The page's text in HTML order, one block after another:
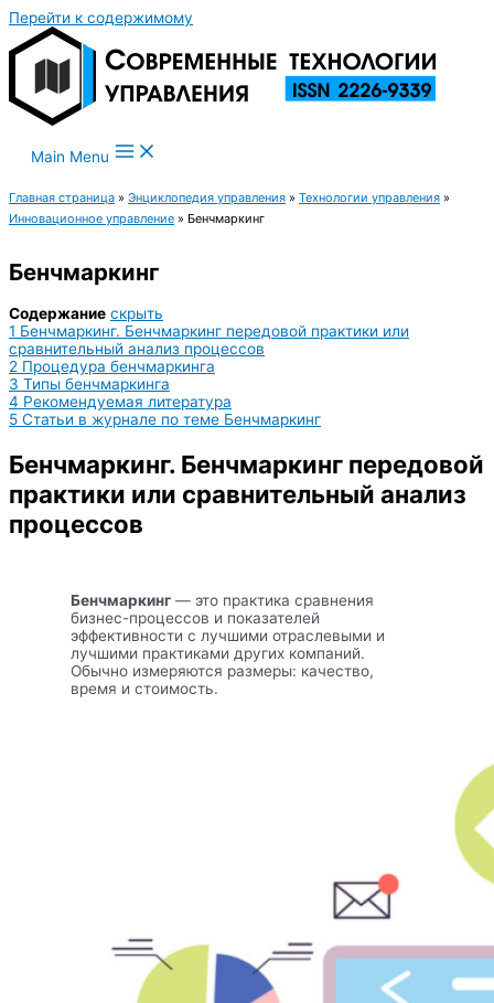
Перейти к содержимому
Main Menu
Главная страница » Энциклопедия управления » Технологии управления »
Инновационное управление » Бенчмаркинг
Бенчмаркинг
Содержание скрыть
1 Бенчмаркинг. Бенчмаркинг передовой практики или
сравнительный анализ процессов
2 Процедура бенчмаркинга
3 Типы бенчмаркинга
4 Рекомендуемая литература
5 Статьи в журнале по теме Бенчмаркинг
Бенчмаркинг. Бенчмаркинг передовой
практики или сравнительный анализ
процессов
Бенчмаркинг — это практика сравнения
бизнес-процессов и показателей
эффективности с лучшими отраслевыми и
лучшими практиками других компаний.
Обычно измеряются размеры: качество,
время и стоимость.